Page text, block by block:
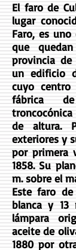
El faro de
lugar
Faro, es
que
provincia de
un edificio
cuyo
fábrica
de altura.
exteriores y
por primera
1858. Su
m. sobre el
Este faro
blanca y 13
lámpara
aceite de
1880 por